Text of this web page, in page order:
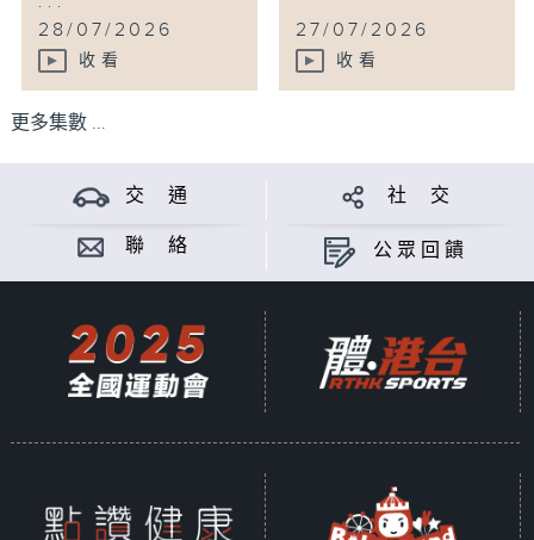
28/07/2026
收看
27/07/2026
收看
更多集數 ...
交 通 社 交
聯 絡 公眾回饋